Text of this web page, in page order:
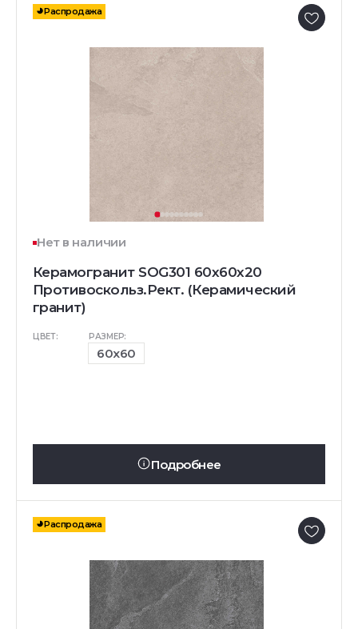
Распродажа
Нет в наличии
Керамогранит SOG301 60x60x20
Противоскольз.Рект. (Керамический
гранит)
ЦВЕТ: РАЗМЕР:
60x60
Подробнее
Распродажа